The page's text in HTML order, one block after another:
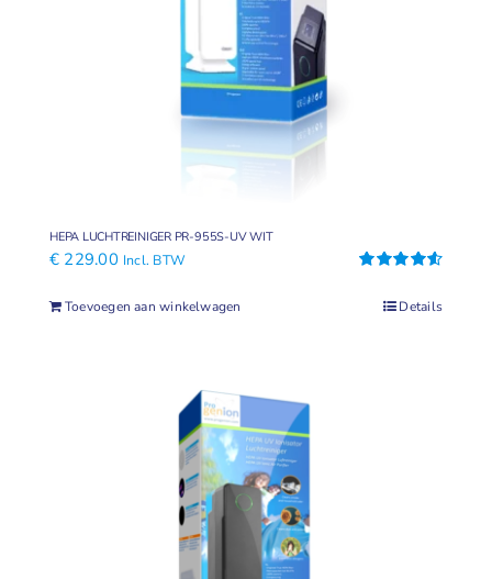
HEPA LUCHTREINIGER PR-955S-UV WIT
4.61uit 5
€ 229.00 Incl. BTW
Toevoegen aan winkelwagen Details